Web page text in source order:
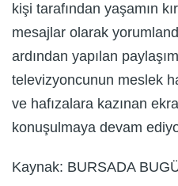
kişi tarafından yaşamın
mesajlar olarak
ardından yapılan
televizyoncunun meslek
ve hafızalara kazınan
konuşulmaya devam
Kaynak: BURSADA